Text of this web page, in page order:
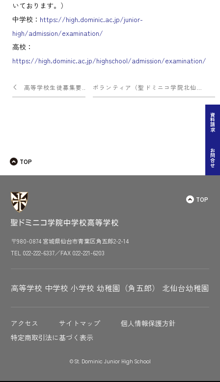
いております。）
中学校： https://high.dominic.ac.jp/junior-
high/admission/examination/
高校：
https://high.dominic.ac.jp/highschool/admission/examination/
投
稿
ショ
高等学校生徒募集要項の公開 ボランティア（聖ドミニコ学院北仙台幼稚園運動会）
TOP
資料請求
お問合せ
TOP
〒980-0874 宮城県仙台市青葉区角五郎2-2-14
TEL 022-222-6337／FAX 022-221-6203
高等学校 中学校 小学校 幼稚園（角五郎） 北仙台幼稚園
アクセス サイトマップ
個人情報保護方針
特定商取引法に基づく表示
© St. Dominic Junior High School